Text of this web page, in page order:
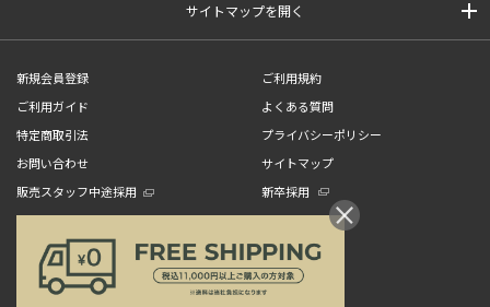
サイトマップを開く
新規会員登録
ご利用規約
ご利用ガイド
よくある質問
特定商取引法
プライバシーポリシー
お問い合わせ
サイトマップ
販売スタッフ中途採用
新卒採用